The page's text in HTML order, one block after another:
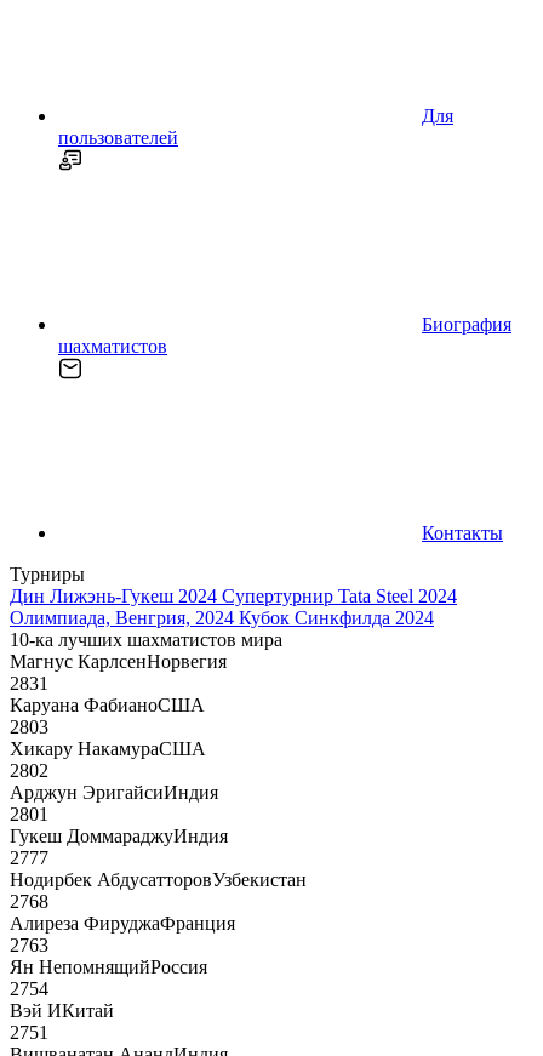
Для
пользователей
Биография
шахматистов
Контакты
Турниры
Дин Лижэнь-Гукеш 2024 Супертурнир Tata Steel 2024
Олимпиада, Венгрия, 2024 Кубок Синкфилда 2024
10-ка лучших шахматистов мира
Магнус КарлсенНорвегия
2831
Каруана ФабианоСША
2803
Хикару НакамураСША
2802
Арджун ЭригайсиИндия
2801
Гукеш ДоммараджуИндия
2777
Нодирбек АбдусатторовУзбекистан
2768
Алиреза ФируджаФранция
2763
Ян НепомнящийРоссия
2754
Вэй ИКитай
2751